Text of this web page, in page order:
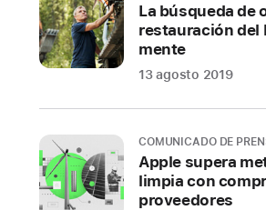
La búsqueda de
restauración del
mente
13 agosto 2019
COMUNICADO DE
Apple supera
limpia con
proveedores